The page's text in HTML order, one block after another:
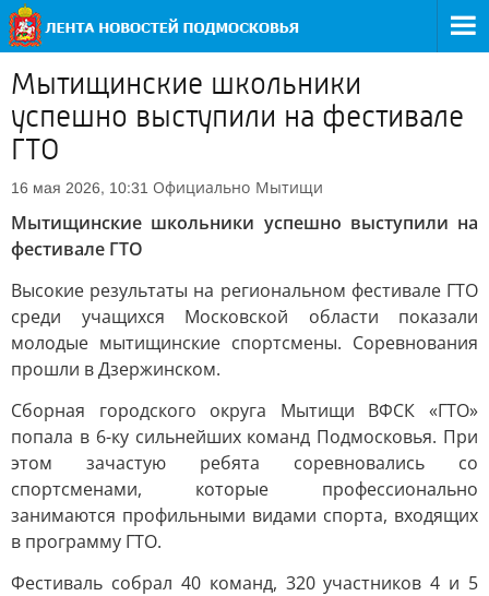
Мытищинские школьники
успешно выступили на фестивале
ГТО
16 мая 2026, 10:31 Официально Мытищи
Мытищинские школьники успешно выступили на
фестивале ГТО
Высокие результаты на региональном фестивале ГТО
среди учащихся Московской области показали
молодые мытищинские спортсмены. Соревнования
прошли в Дзержинском.
Сборная городского округа Мытищи ВФСК «ГТО»
попала в 6-ку сильнейших команд Подмосковья. При
этом зачастую ребята соревновались со
спортсменами, которые профессионально
занимаются профильными видами спорта, входящих
в программу ГТО.
Фестиваль собрал 40 команд, 320 участников 4 и 5